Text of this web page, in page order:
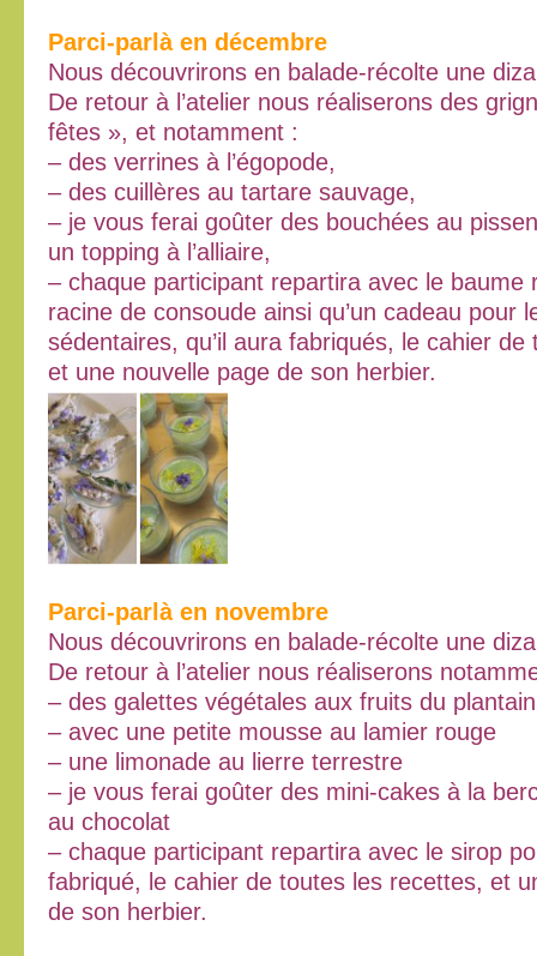
Parci-parlà en décembre
Nous découvrirons en balade-récolte une
De retour à l’atelier nous réaliserons des
fêtes », et notamment :
– des verrines à l’égopode,
– des cuillères au tartare sauvage,
– je vous ferai goûter des bouchées au
un topping à l’alliaire,
– chaque participant repartira avec le baume
racine de consoude ainsi qu’un cadeau pour
sédentaires, qu’il aura fabriqués, le cahier
et une nouvelle page de son herbier.
Parci-parlà en novembre
Nous découvrirons en balade-récolte une
De retour à l’atelier nous réaliserons
– des galettes végétales aux fruits du
– avec une petite mousse au lamier rouge
– une limonade au lierre terrestre
– je vous ferai goûter des mini-cakes à la
au chocolat
– chaque participant repartira avec le sirop
fabriqué, le cahier de toutes les recettes, et
de son herbier.